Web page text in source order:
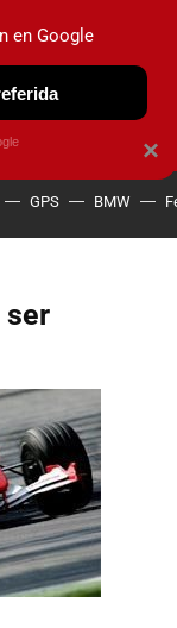
GPS BMW
ser
×
en Google